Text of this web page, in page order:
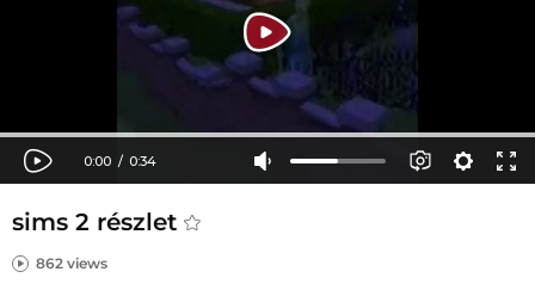
sims 2 részlet
862 views